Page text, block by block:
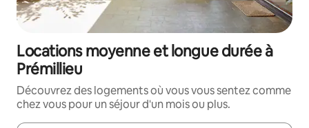
Locations moyenne et longue durée à
Prémillieu
Découvrez des logements où vous vous sentez comme
chez vous pour un séjour d'un mois ou plus.